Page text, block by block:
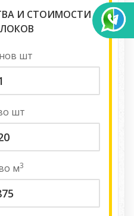
И СТОИМОСТИ
шт
шт
м3